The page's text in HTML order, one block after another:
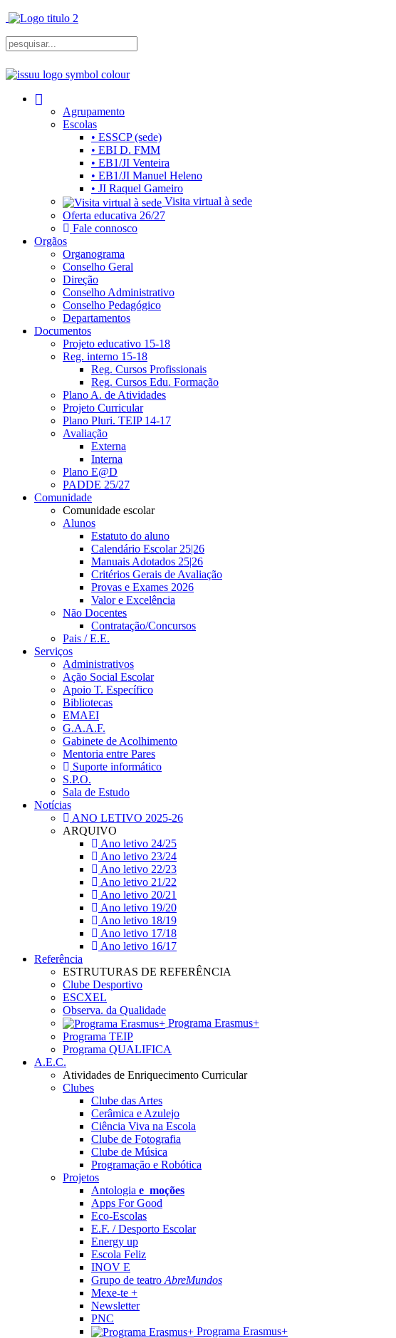
Agrupamento
Escolas
• ESSCP (sede)
• EBI D. FMM
• EB1/JI Venteira
• EB1/JI Manuel Heleno
• JI Raquel Gameiro
Visita virtual à sede
Oferta educativa 26/27
Fale connosco
Orgãos
Organograma
Conselho Geral
Direção
Conselho Administrativo
Conselho Pedagógico
Departamentos
Documentos
Projeto educativo 15-18
Reg. interno 15-18
Reg. Cursos Profissionais
Reg. Cursos Edu. Formação
Plano A. de Atividades
Projeto Curricular
Plano Pluri. TEIP 14-17
Avaliação
Externa
Interna
Plano E@D
PADDE 25/27
Comunidade
Comunidade escolar
Alunos
Estatuto do aluno
Calendário Escolar 25|26
Manuais Adotados 25|26
Critérios Gerais de Avaliação
Provas e Exames 2026
Valor e Excelência
Não Docentes
Contratação/Concursos
Pais / E.E.
Serviços
Administrativos
Ação Social Escolar
Apoio T. Específico
Bibliotecas
EMAEI
G.A.A.F.
Gabinete de Acolhimento
Mentoria entre Pares
Suporte informático
S.P.O.
Sala de Estudo
Notícias
ANO LETIVO 2025-26
ARQUIVO
Ano letivo 24/25
Ano letivo 23/24
Ano letivo 22/23
Ano letivo 21/22
Ano letivo 20/21
Ano letivo 19/20
Ano letivo 18/19
Ano letivo 17/18
Ano letivo 16/17
Referência
ESTRUTURAS DE REFERÊNCIA
Clube Desportivo
ESCXEL
Observa. da Qualidade
Programa Erasmus+
Programa TEIP
Programa QUALIFICA
A.E.C.
Atividades de Enriquecimento Curricular
Clubes
Clube das Artes
Cerâmica e Azulejo
Ciência Viva na Escola
Clube de Fotografia
Clube de Música
Programação e Robótica
Projetos
Antologia e_moções
Apps For Good
Eco-Escolas
E.F. / Desporto Escolar
Energy up
Escola Feliz
INOV E
Grupo de teatro AbreMundos
Mexe-te +
Newsletter
PNC
Programa Erasmus+